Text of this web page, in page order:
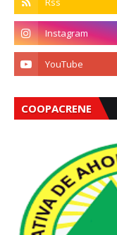
COOPACRENE